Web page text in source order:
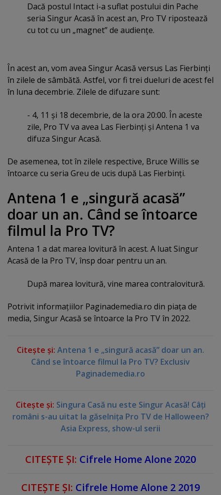
Dacă postul Intact i-a suflat postului din Pache
seria Singur Acasă în acest an, Pro TV ripostează
cu tot cu un „magnet” de audienţe.
În acest an, vom avea Singur Acasă versus Las Fierbinţi
în zilele de sâmbătă. Astfel, vor fi trei dueluri de acest fel
în luna decembrie. Zilele de difuzare sunt:
- 4, 11 şi 18 decembrie, de la ora 20:00. În aceste
zile, Pro TV va avea Las Fierbinţi şi Antena 1 va
difuza Singur Acasă.
De asemenea, tot în zilele respective, Bruce Willis se
întoarce cu seria Greu de ucis după Las Fierbinţi.
Antena 1 e „singură acasă”
doar un an. Când se întoarce
filmul la Pro TV?
Antena 1 a dat marea lovitură în acest. A luat Singur
Acasă de la Pro TV, însp doar pentru un an.
După marea lovitură, vine marea contralovitură.
Potrivit informaţiilor Paginademedia.ro din piaţa de
media, Singur Acasă se întoarce la Pro TV în 2022.
Citeşte şi: Antena 1 e „singură acasă” doar un an.
Când se întoarce filmul la Pro TV? Exclusiv
Paginademedia.ro
Citeşte şi: Singura Casă nu este Singur Acasă! Câţi
români s-au uitat la găselniţa Pro TV de Halloween?
Asia Express, show-ul serii
CITEŞTE ŞI: Cifrele Home Alone 2020
CITEŞTE ŞI: Cifrele Home Alone 2 2019